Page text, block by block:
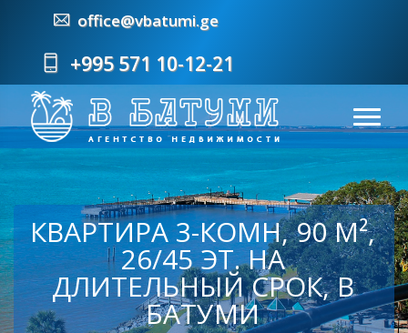
office@vbatumi.ge
+995 571 10-12-21
КВАРТИРА 3-КОМН, 90 М²,
26/45 ЭТ. НА
ДЛИТЕЛЬНЫЙ СРОК, В
БАТУМИ